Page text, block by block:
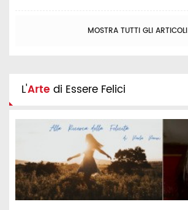
MOSTRA TUTTI GLI ARTICOLI
L'Arte di Essere Felici